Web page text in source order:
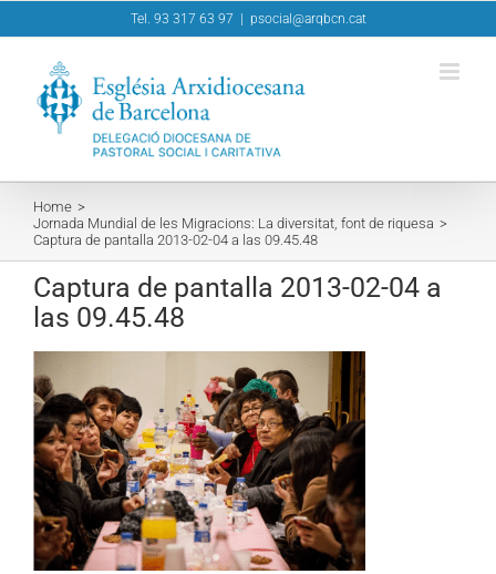
to
Tel. 93 317 63 97 psocial@arqbcn.cat
Home
Jornada Mundial de les Migracions: La diversitat, font de riquesa
Captura de pantalla 2013-02-04 a las 09.45.48
Captura de pantalla 2013-02-04 a
las 09.45.48